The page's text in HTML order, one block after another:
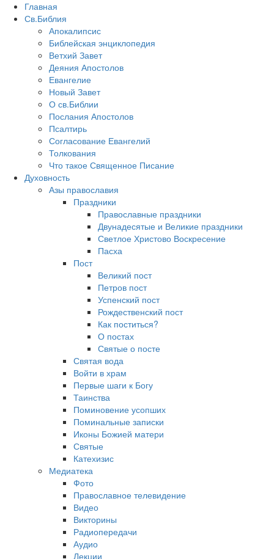
Главная
Св.Библия
Апокалипсис
Библейская энциклопедия
Ветхий Завет
Деяния Апостолов
Евангелие
Новый Завет
О св.Библии
Послания Апостолов
Псалтирь
Согласование Евангелий
Толкования
Что такое Священное Писание
Духовность
Азы православия
Праздники
Православные праздники
Двунадесятые и Великие праздники
Светлое Христово Воскресение
Пасха
Пост
Великий пост
Петров пост
Успенский пост
Рождественский пост
Как поститься?
О постах
Святые о посте
Святая вода
Войти в храм
Первые шаги к Богу
Таинства
Поминовение усопших
Поминальные записки
Иконы Божией матери
Святые
Катехизис
Медиатека
Фото
Православное телевидение
Видео
Викторины
Радиопередачи
Аудио
Лекции